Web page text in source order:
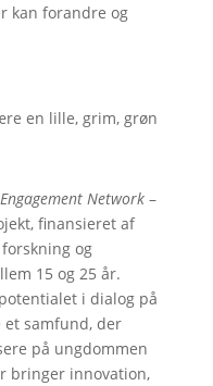
kan forandre og
en lille, grim, grøn
Network–
finansieret af
og
15 og 25 år.
i dialog på
samfund, der
på ungdommen
bringer innovation,